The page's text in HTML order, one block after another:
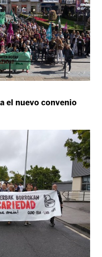
el nuevo convenio